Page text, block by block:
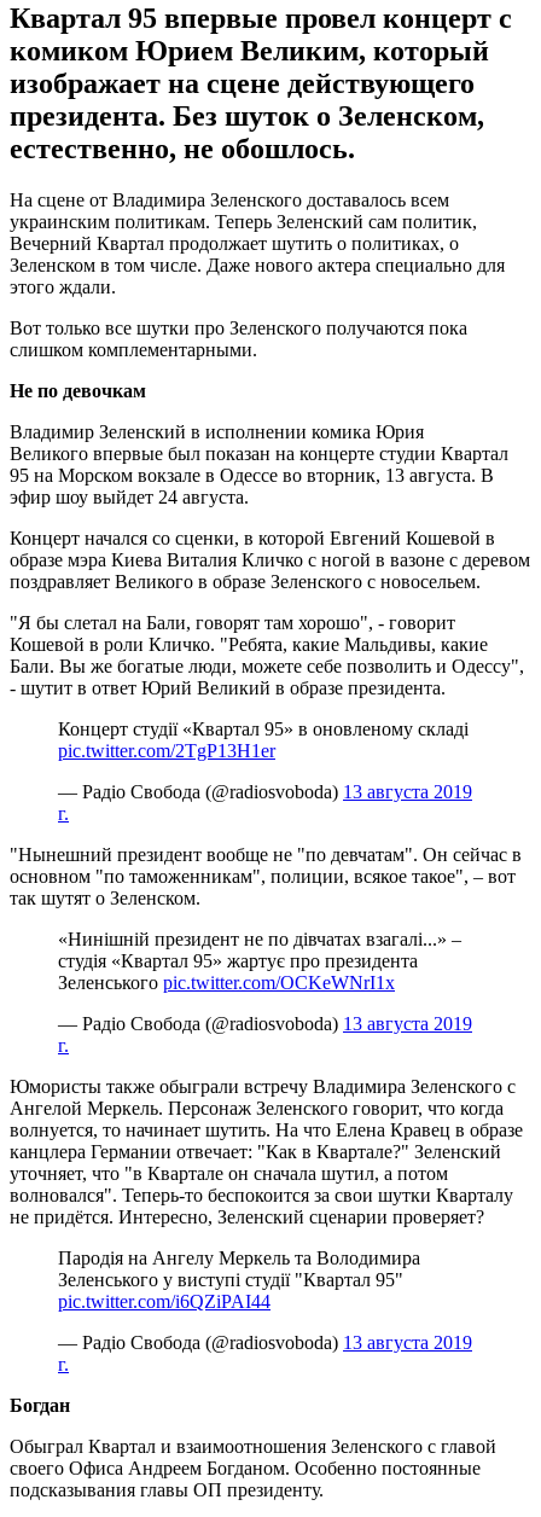
Квартал 95 впервые провел концерт с
комиком Юрием Великим, который
изображает на сцене действующего
президента. Без шуток о Зеленском,
естественно, не обошлось.
На сцене от Владимира Зеленского доставалось всем
украинским политикам. Теперь Зеленский сам политик,
Вечерний Квартал продолжает шутить о политиках, о
Зеленском в том числе. Даже нового актера специально для
этого ждали.
Вот только все шутки про Зеленского получаются пока
слишком комплементарными.
Не по девочкам
Владимир Зеленский в исполнении комика Юрия
Великого впервые был показан на концерте студии Квартал
95 на Морском вокзале в Одессе во вторник, 13 августа. В
эфир шоу выйдет 24 августа.
Концерт начался со сценки, в которой Евгений Кошевой в
образе мэра Киева Виталия Кличко с ногой в вазоне с деревом
поздравляет Великого в образе Зеленского с новосельем.
"Я бы слетал на Бали, говорят там хорошо", - говорит
Кошевой в роли Кличко. "Ребята, какие Мальдивы, какие
Бали. Вы же богатые люди, можете себе позволить и Одессу",
- шутит в ответ Юрий Великий в образе президента.
Концерт студії «Квартал 95» в оновленому складі
pic.twitter.com/2TgP13H1er
— Радіо Свобода (@radiosvoboda) 13 августа 2019
г.
"Нынешний президент вообще не "по девчатам". Он сейчас в
основном "по таможенникам", полиции, всякое такое", – вот
так шутят о Зеленском.
«Нинішній президент не по дівчатах взагалі...» –
студія «Квартал 95» жартує про президента
Зеленського pic.twitter.com/OCKeWNrI1x
— Радіо Свобода (@radiosvoboda) 13 августа 2019
г.
Юмористы также обыграли встречу Владимира Зеленского с
Ангелой Меркель. Персонаж Зеленского говорит, что когда
волнуется, то начинает шутить. На что Елена Кравец в образе
канцлера Германии отвечает: "Как в Квартале?" Зеленский
уточняет, что "в Квартале он сначала шутил, а потом
волновался". Теперь-то беспокоится за свои шутки Кварталу
не придётся. Интересно, Зеленский сценарии проверяет?
Пародія на Ангелу Меркель та Володимира
Зеленського у виступі студії "Квартал 95"
pic.twitter.com/i6QZiPAI44
— Радіо Свобода (@radiosvoboda) 13 августа 2019
г.
Богдан
Обыграл Квартал и взаимоотношения Зеленского с главой
своего Офиса Андреем Богданом. Особенно постоянные
подсказывания главы ОП президенту.